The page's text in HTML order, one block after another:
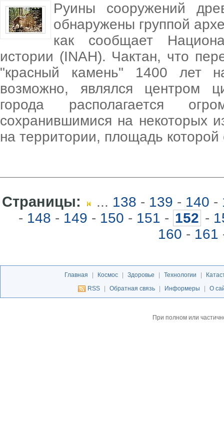
Руины сооружений
обнаружены группой
как сообщает
истории (INAH). Чактан, что
"красный камень" 1400 лет
возможно, являлся центром
города располагается
сохранившимися на некоторых
на территории, площадь которой
Страницы: ... 138 - 139 - 140 -
- 148 - 149 - 150 - 151 - 152 -
160 - 161
Главная Космос Здоровье Технологии
RSS
Обратная связь Информеры О
При полном или